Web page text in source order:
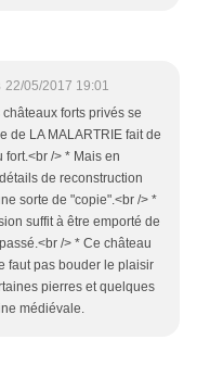
22/05/2017 19:01
forts privés se
de LA MALARTRIE fait de
/> * Mais en
de reconstruction
sorte de "copie".<br /> *
suffit à être emporté de
/> * Ce château
faut pas bouder le plaisir
pierres et quelques
médiévale.